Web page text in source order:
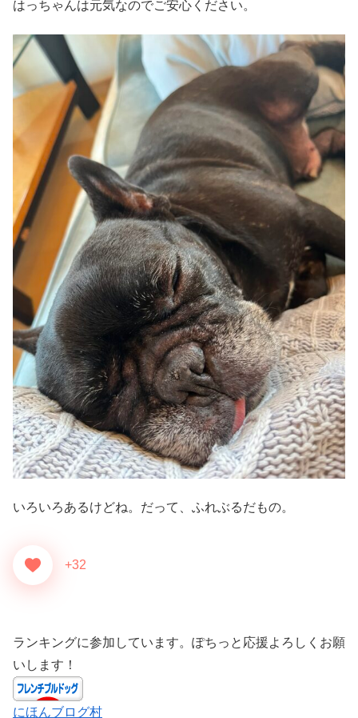
はっちゃんは元気なのでご安心ください。
いろいろあるけどね。だって、ふれぶるだもの。
+32
ランキングに参加しています。ぽちっと応援よろしくお願
いします！
にほんブログ村